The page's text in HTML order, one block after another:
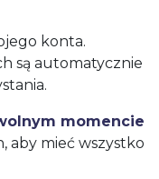
konta.
są automatycznie
momencie
aby mieć wszystko